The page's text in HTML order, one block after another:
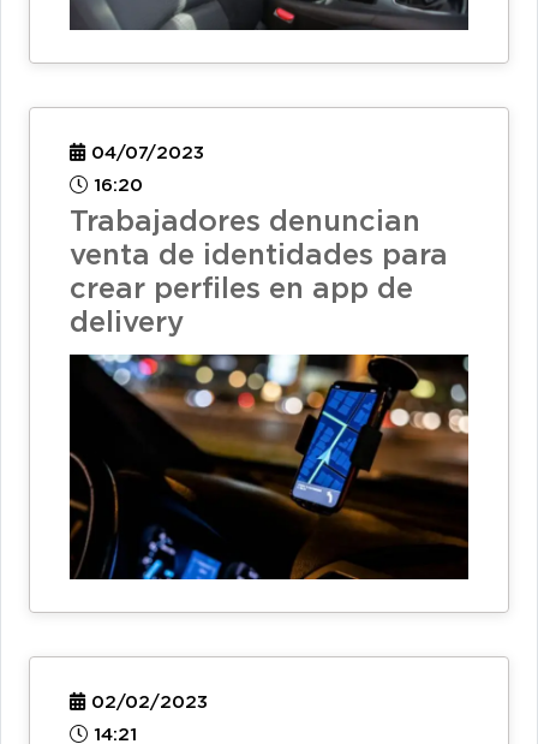
04/07/2023
16:20
Trabajadores denuncian
venta de identidades para
crear perfiles en app de
delivery
02/02/2023
14:21